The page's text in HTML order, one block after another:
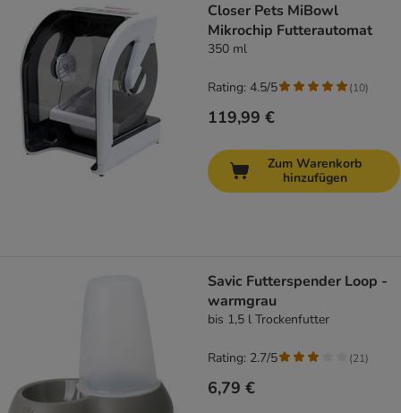
Closer Pets MiBowl
Mikrochip Futterautomat
350 ml
119,99 €
Rating: 4.5/5 (10)
Zum Warenkorb
hinzufügen
Savic Futterspender Loop -
warmgrau
bis 1,5 l Trockenfutter
6,79 €
Rating: 2.7/5 (21)